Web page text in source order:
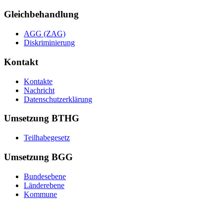
Gleichbehandlung
AGG (ZAG)
Diskriminierung
Kontakt
Kontakte
Nachricht
Datenschutzerklärung
Umsetzung BTHG
Teilhabegesetz
Umsetzung BGG
Bundesebene
Länderebene
Kommune